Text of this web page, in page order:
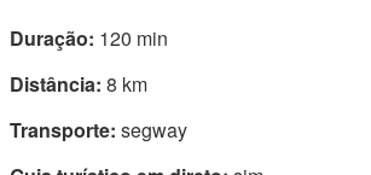
Duração: 120 min
Distância: 8 km
Transporte: segway